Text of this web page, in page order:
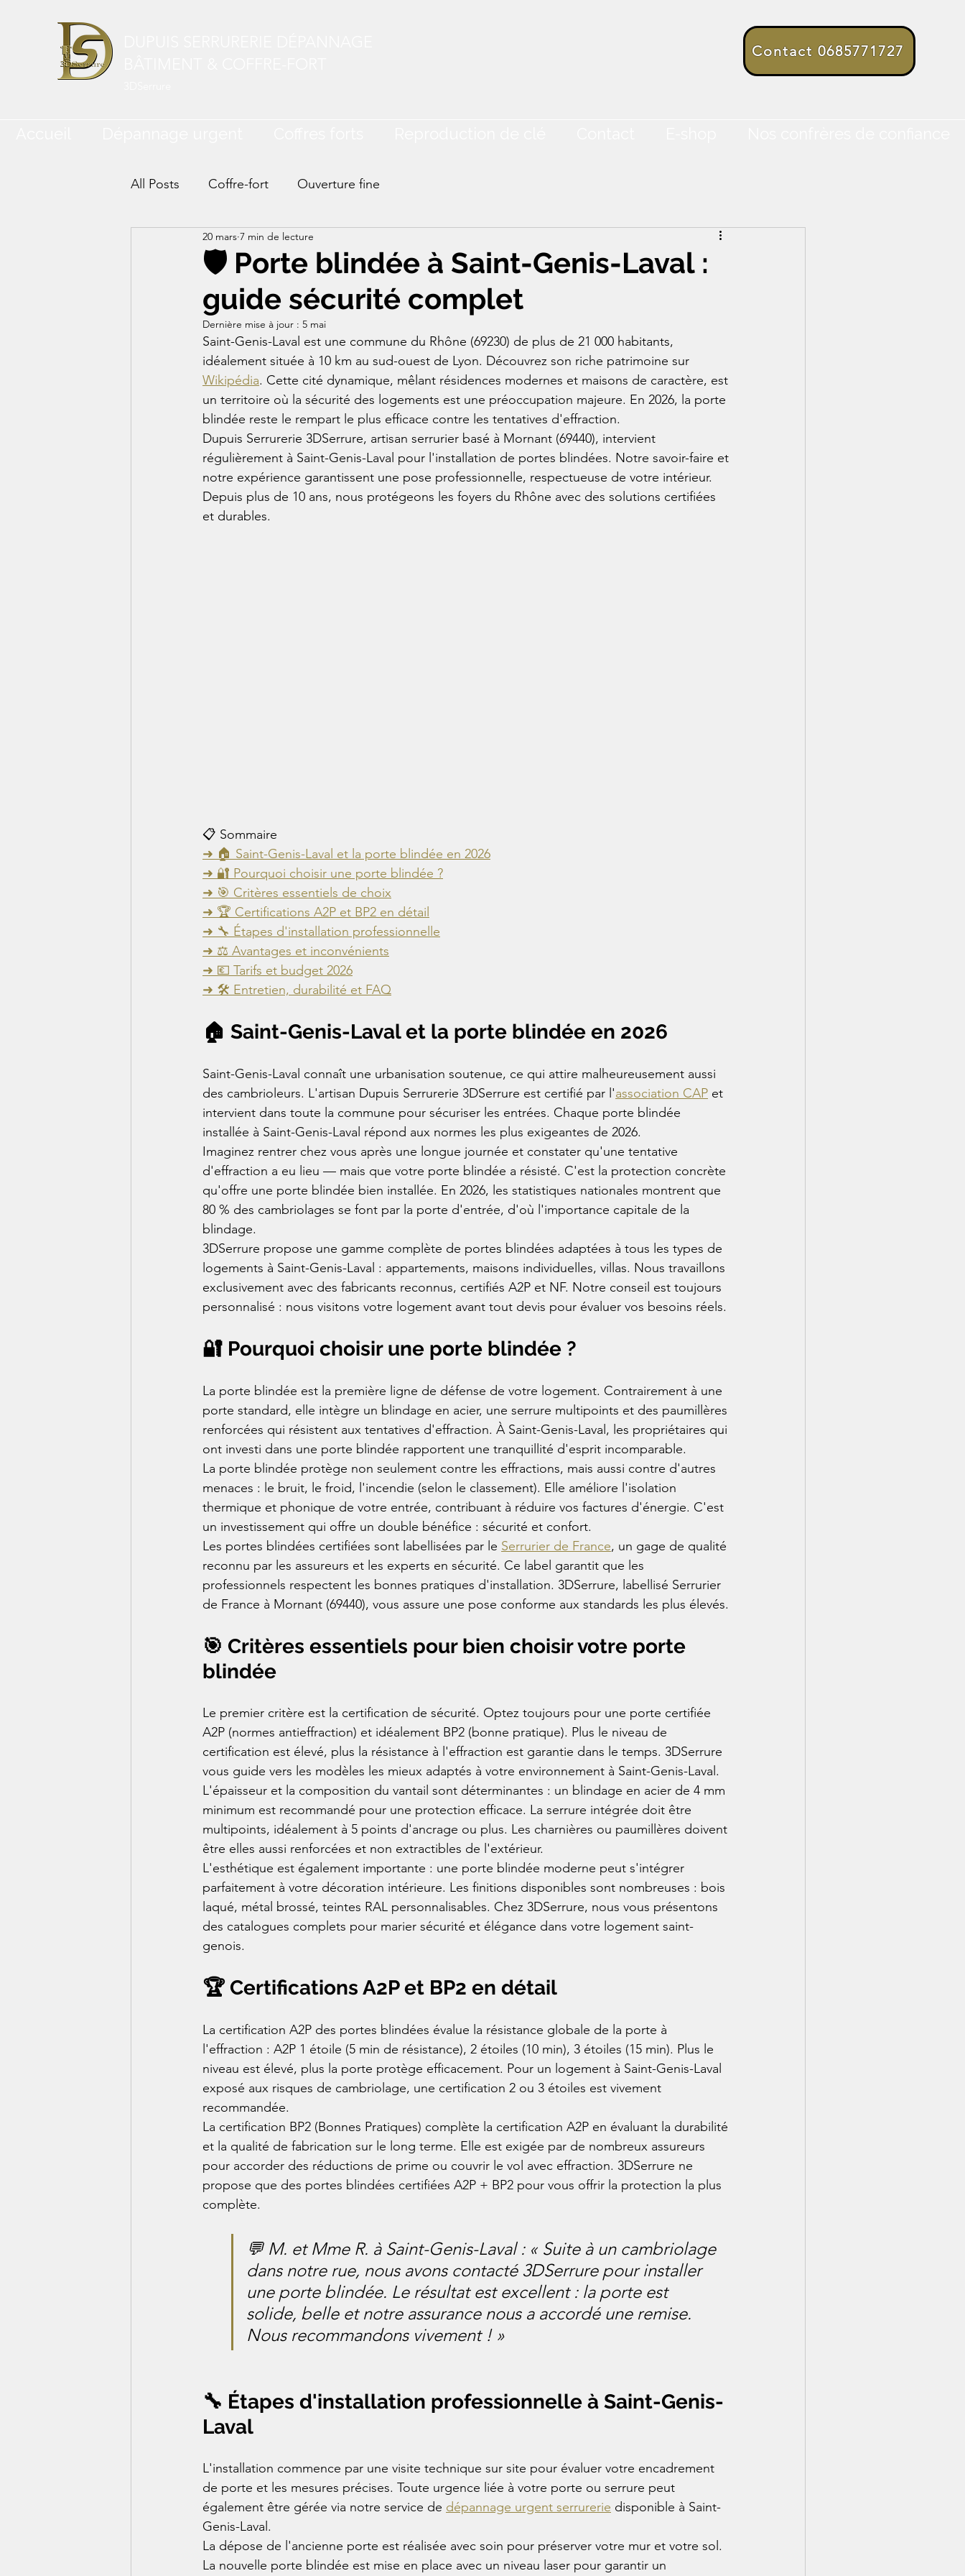
Contact 0685771727
All Posts Coffre-fort Ouverture fine
🛡️ Porte blindée à Saint-Genis-Laval :
guide sécurité complet
20 mars 7 min de lecture
Dernière mise à jour : 5 mai
Saint-Genis-Laval est une commune du Rhône (69230) de plus de 21 000 habitants,
idéalement située à 10 km au sud-ouest de Lyon. Découvrez son riche patrimoine sur
Wikipédia. Cette cité dynamique, mêlant résidences modernes et maisons de caractère, est
un territoire où la sécurité des logements est une préoccupation majeure. En 2026, la porte
blindée reste le rempart le plus efficace contre les tentatives d'effraction.
Dupuis Serrurerie 3DSerrure, artisan serrurier basé à Mornant (69440), intervient
régulièrement à Saint-Genis-Laval pour l'installation de portes blindées. Notre savoir-faire et
notre expérience garantissent une pose professionnelle, respectueuse de votre intérieur.
Depuis plus de 10 ans, nous protégeons les foyers du Rhône avec des solutions certifiées
et durables.
📋 Sommaire
➜ 🏠 Saint-Genis-Laval et la porte blindée en 2026
➜ 🔐 Pourquoi choisir une porte blindée ?
➜ 🎯 Critères essentiels de choix
➜ 🏆 Certifications A2P et BP2 en détail
➜ 🔧 Étapes d'installation professionnelle
➜ ⚖️ Avantages et inconvénients
➜ 💶 Tarifs et budget 2026
➜ 🛠️ Entretien, durabilité et FAQ
🏠 Saint-Genis-Laval et la porte blindée en 2026
Saint-Genis-Laval connaît une urbanisation soutenue, ce qui attire malheureusement aussi
des cambrioleurs. L'artisan Dupuis Serrurerie 3DSerrure est certifié par l'association CAP et
intervient dans toute la commune pour sécuriser les entrées. Chaque porte blindée
installée à Saint-Genis-Laval répond aux normes les plus exigeantes de 2026.
Imaginez rentrer chez vous après une longue journée et constater qu'une tentative
d'effraction a eu lieu — mais que votre porte blindée a résisté. C'est la protection concrète
qu'offre une porte blindée bien installée. En 2026, les statistiques nationales montrent que
80 % des cambriolages se font par la porte d'entrée, d'où l'importance capitale de la
blindage.
3DSerrure propose une gamme complète de portes blindées adaptées à tous les types de
logements à Saint-Genis-Laval : appartements, maisons individuelles, villas. Nous travaillons
exclusivement avec des fabricants reconnus, certifiés A2P et NF. Notre conseil est toujours
personnalisé : nous visitons votre logement avant tout devis pour évaluer vos besoins réels.
🔐 Pourquoi choisir une porte blindée ?
La porte blindée est la première ligne de défense de votre logement. Contrairement à une
porte standard, elle intègre un blindage en acier, une serrure multipoints et des paumillères
renforcées qui résistent aux tentatives d'effraction. À Saint-Genis-Laval, les propriétaires qui
ont investi dans une porte blindée rapportent une tranquillité d'esprit incomparable.
La porte blindée protège non seulement contre les effractions, mais aussi contre d'autres
menaces : le bruit, le froid, l'incendie (selon le classement). Elle améliore l'isolation
thermique et phonique de votre entrée, contribuant à réduire vos factures d'énergie. C'est
un investissement qui offre un double bénéfice : sécurité et confort.
Les portes blindées certifiées sont labellisées par le Serrurier de France, un gage de qualité
reconnu par les assureurs et les experts en sécurité. Ce label garantit que les
professionnels respectent les bonnes pratiques d'installation. 3DSerrure, labellisé Serrurier
de France à Mornant (69440), vous assure une pose conforme aux standards les plus élevés.
🎯 Critères essentiels pour bien choisir votre porte
blindée
Le premier critère est la certification de sécurité. Optez toujours pour une porte certifiée
A2P (normes antieffraction) et idéalement BP2 (bonne pratique). Plus le niveau de
certification est élevé, plus la résistance à l'effraction est garantie dans le temps. 3DSerrure
vous guide vers les modèles les mieux adaptés à votre environnement à Saint-Genis-Laval.
L'épaisseur et la composition du vantail sont déterminantes : un blindage en acier de 4 mm
minimum est recommandé pour une protection efficace. La serrure intégrée doit être
multipoints, idéalement à 5 points d'ancrage ou plus. Les charnières ou paumillères doivent
être elles aussi renforcées et non extractibles de l'extérieur.
L'esthétique est également importante : une porte blindée moderne peut s'intégrer
parfaitement à votre décoration intérieure. Les finitions disponibles sont nombreuses : bois
laqué, métal brossé, teintes RAL personnalisables. Chez 3DSerrure, nous vous présentons
des catalogues complets pour marier sécurité et élégance dans votre logement saint-
genois.
🏆 Certifications A2P et BP2 en détail
La certification A2P des portes blindées évalue la résistance globale de la porte à
l'effraction : A2P 1 étoile (5 min de résistance), 2 étoiles (10 min), 3 étoiles (15 min). Plus le
niveau est élevé, plus la porte protège efficacement. Pour un logement à Saint-Genis-Laval
exposé aux risques de cambriolage, une certification 2 ou 3 étoiles est vivement
recommandée.
La certification BP2 (Bonnes Pratiques) complète la certification A2P en évaluant la durabilité
et la qualité de fabrication sur le long terme. Elle est exigée par de nombreux assureurs
pour accorder des réductions de prime ou couvrir le vol avec effraction. 3DSerrure ne
propose que des portes blindées certifiées A2P + BP2 pour vous offrir la protection la plus
complète.
💬 M. et Mme R. à Saint-Genis-Laval : « Suite à un cambriolage
dans notre rue, nous avons contacté 3DSerrure pour installer
une porte blindée. Le résultat est excellent : la porte est
solide, belle et notre assurance nous a accordé une remise.
Nous recommandons vivement ! »
🔧 Étapes d'installation professionnelle à Saint-Genis-
Laval
L'installation commence par une visite technique sur site pour évaluer votre encadrement
de porte et les mesures précises. Toute urgence liée à votre porte ou serrure peut
également être gérée via notre service de dépannage urgent serrurerie disponible à Saint-
Genis-Laval.
La dépose de l'ancienne porte est réalisée avec soin pour préserver votre mur et votre sol.
La nouvelle porte blindée est mise en place avec un niveau laser pour garantir un